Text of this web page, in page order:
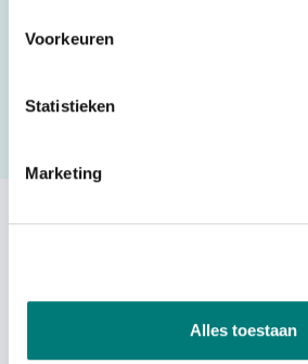
Voorkeuren
Statistieken
Marketing
Alles toestaan
Would you like to request a quote for
as possible.
Others also viewed: